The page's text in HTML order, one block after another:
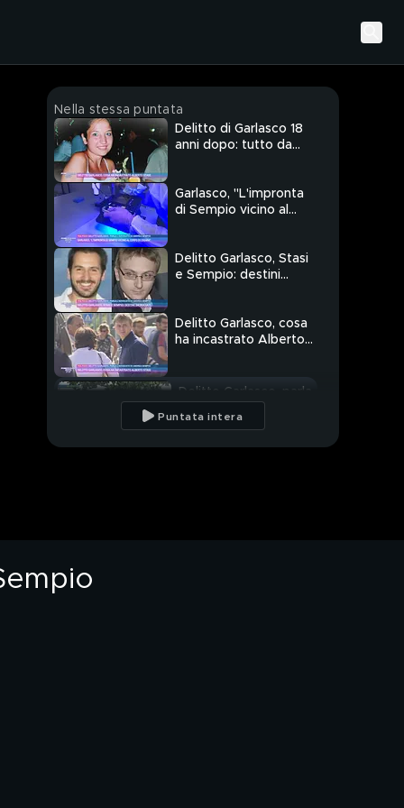
Nella stessa puntata
Delitto di Garlasco 18
anni dopo: tutto da
Garlasco, "L'impronta
di Sempio vicino al
Delitto Garlasco, Stasi
e Sempio: destini
Delitto Garlasco, cosa
ha incastrato Alberto
Delitto Garlasco, parla
Puntata intera